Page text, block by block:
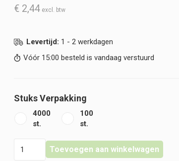
€ 2,44
Levertijd: 1 - 2 werkdagen
Vóór 15:00 besteld is vandaag verstuurd
Stuks Verpakking
4000
st.
100
st.
Toevoegen aan winkelwagen